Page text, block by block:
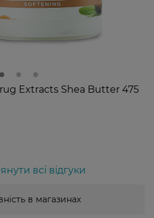
Extracts Shea Butter 475
всі відгуки
в магазинах